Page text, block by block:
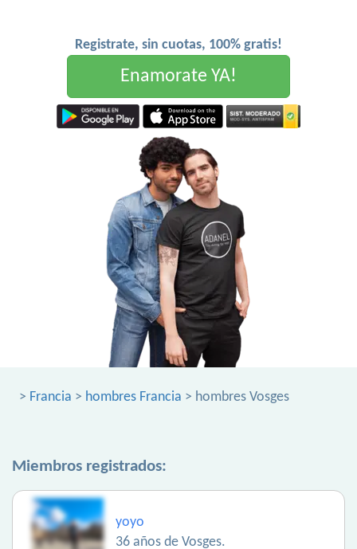
Registrate, sin cuotas, 100% gratis!
Enamorate YA!
> Francia > hombres Francia > hombres Vosges
Miembros registrados:
yoyo
36 años de Vosges.